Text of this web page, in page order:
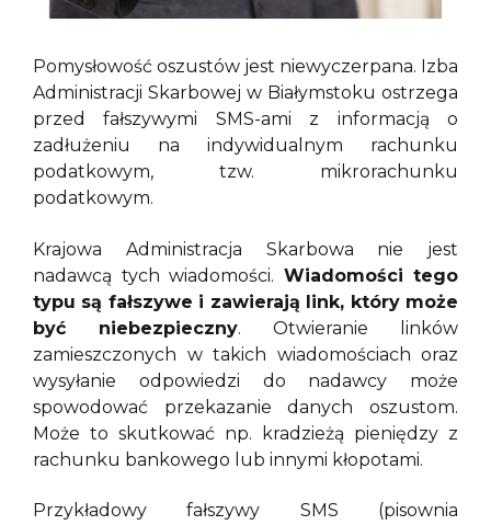
Pomysłowość oszustów jest niewyczerpana. Izba
Administracji Skarbowej w Białymstoku ostrzega
przed fałszywymi SMS-ami z informacją o
zadłużeniu na indywidualnym rachunku
podatkowym, tzw. mikrorachunku
podatkowym.
Krajowa Administracja Skarbowa nie jest
nadawcą tych wiadomości. Wiadomości tego
typu są fałszywe i zawierają link, który może
być niebezpieczny. Otwieranie linków
zamieszczonych w takich wiadomościach oraz
wysyłanie odpowiedzi do nadawcy może
spowodować przekazanie danych oszustom.
Może to skutkować np. kradzieżą pieniędzy z
rachunku bankowego lub innymi kłopotami.
Przykładowy fałszywy SMS (pisownia